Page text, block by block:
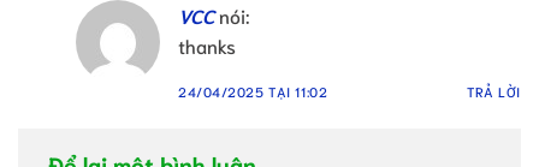
VCC nói:
thanks
24/04/2025 TẠI 11:02 TRẢ LỜI